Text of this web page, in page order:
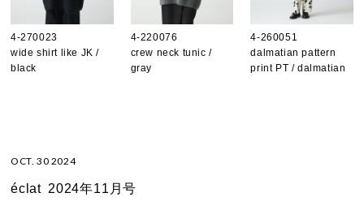
4-270023
wide shirt like JK /
black
4-220076
crew neck tunic /
gray
4-260051
dalmatian pattern
print PT / dalmatian
OCT. 30 2024
éclat 2024年11月号